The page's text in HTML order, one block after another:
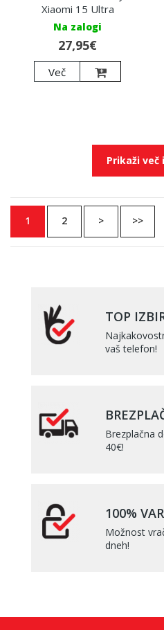
Xiaomi 15 Ultra
Na zalogi
27,95€
Več
Prikaži več
1 2 > >>
TOP
vaš telefon!
Brezplačna
40€!
100%
Možnost
dneh!